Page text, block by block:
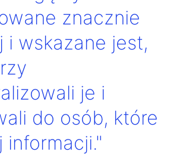
znacznie
i wskazane jest,
je i
do osób, które
informacji."